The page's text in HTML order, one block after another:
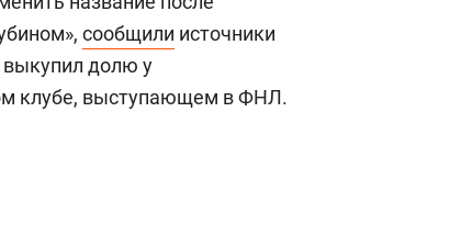
сообщили источники
выкупил долю у
клубе, выступающем в ФНЛ.